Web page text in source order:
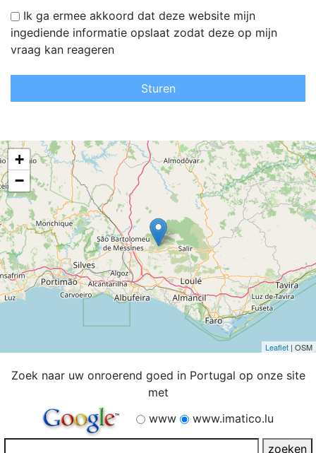
Ik ga ermee akkoord dat deze website mijn
ingediende informatie opslaat zodat deze op mijn
vraag kan reageren
Sturen
+
−
Leaflet | OSM
Zoek naar uw onroerend goed in Portugal op onze site
met
www
www.imatico.lu